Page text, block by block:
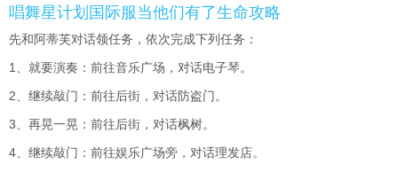
唱舞星计划国际服当他们有了生命攻略
先和阿蒂芙对话领任务，依次完成下列任务：
1、就要演奏：前往音乐广场，对话电子琴。
2、继续敲门：前往后街，对话防盗门。
3、再晃一晃：前往后街，对话枫树。
4、继续敲门：前往娱乐广场旁，对话理发店。